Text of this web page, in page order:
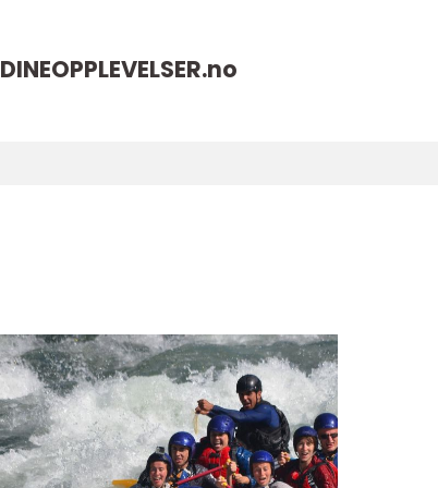
DINEOPPLEVELSER.no